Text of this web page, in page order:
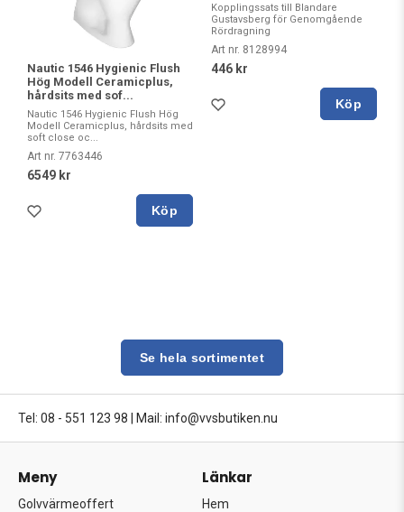
Nautic 1546 Hygienic Flush
Hög Modell Ceramicplus,
hårdsits med sof...
Nautic 1546 Hygienic Flush Hög
Modell Ceramicplus, hårdsits med
soft close oc...
Art nr. 7763446
6549 kr
Köp
Kopplingssats till Blandare
Gustavsberg för Genomgående
Rördragning
Art nr. 8128994
446 kr
Köp
Se hela sortimentet
Tel: 08 - 551 123 98 Mail: info@vvsbutiken.nu
Meny
Golvvärmeoffert
Länkar
Hem